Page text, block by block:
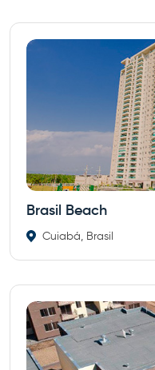
Brasil Beach
Cuiabá, Brasil